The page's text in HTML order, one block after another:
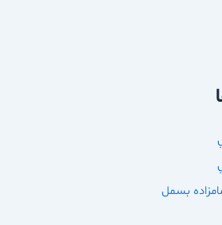
بسمل